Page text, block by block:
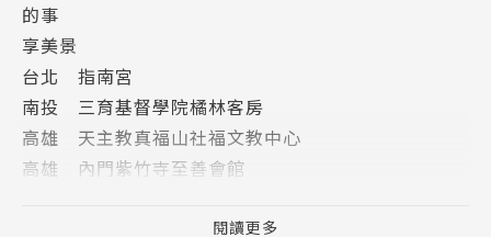
好超值∥CP值超高的旅宿，民宿價格卻能住到國際潮
旅等級住宿？！
香客大樓也有星級酒店規格的獨立筒床墊、羽絨枕被、
自動感應沖水馬桶？
知名設計團隊親自操刀，有五星級飯店等級浴巾和浴
袍，還能免費借單車的財神居？
的事
享美景
台北 指南宮
南投 三育基督學院橘林客房
高雄 天主教真福山社福文教中心
高雄 內門紫竹寺至善會館
閱讀更多